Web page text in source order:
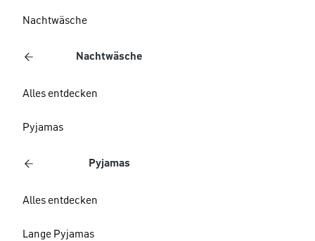
Nachtwäsche
Nachtwäsche
Alles entdecken
Pyjamas
Pyjamas
Alles entdecken
Lange Pyjamas